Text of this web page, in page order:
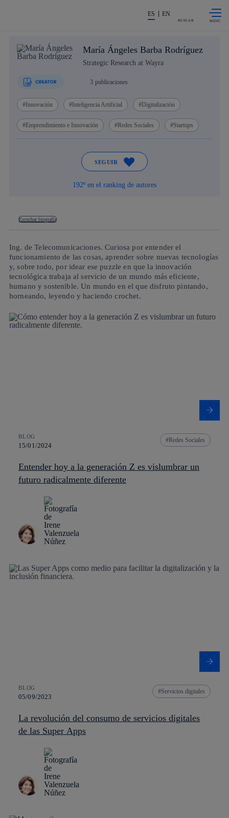
La acción en accionistas e
ES EN
BUSCAR
María Ángeles Barba Rodríguez
Strategic Research at Wayra
3 publicaciones
Innovación Inteligencia Artificial Digitalización
Emprendimiento e Innovación Redes Sociales Startups
SEGUIR
192º en el ranking de autores
Escuchar biografía
Ing. de Telecomunicaciones. Curiosa por entender el
funcionamiento de las cosas, aprender sobre nuevas tecnologías
y, sobre todo, por idear ese puzzle en que la innovación
tecnológica trabaja al servicio de un mundo más eficiente,
humano y sostenible. Un mundo en el que disfruto pintando,
horneando, leyendo y haciendo crochet.
BLOG
15/01/2024
Redes Sociales
Entender hoy a la generación Z es vislumbrar un
futuro radicalmente diferente
BLOG
05/09/2023
Servicios digitales
La revolución del consumo de servicios digitales
de las Super Apps